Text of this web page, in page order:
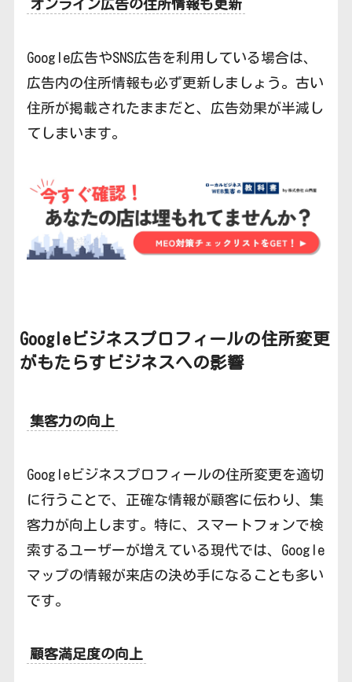
オンライン広告の住所情報も更新
Google広告やSNS広告を利用している場合は、
広告内の住所情報も必ず更新しましょう。古い
住所が掲載されたままだと、広告効果が半減し
てしまいます。
Googleビジネスプロフィールの住所変更
がもたらすビジネスへの影響
集客力の向上
Googleビジネスプロフィールの住所変更を適切
に行うことで、正確な情報が顧客に伝わり、集
客力が向上します。特に、スマートフォンで検
索するユーザーが増えている現代では、Google
マップの情報が来店の決め手になることも多い
です。
顧客満足度の向上